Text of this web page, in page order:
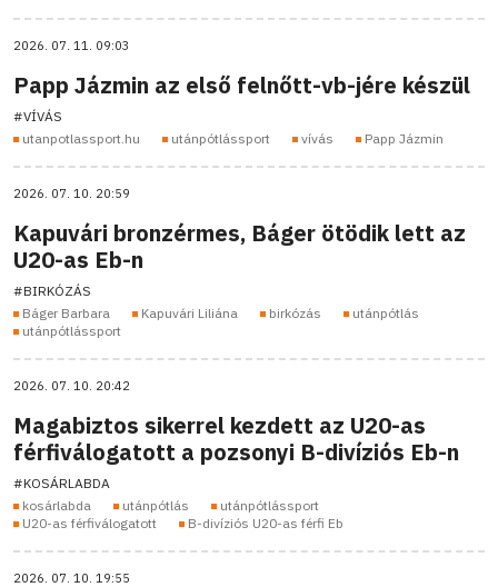
2026. 07. 11. 09:03
Papp Jázmin az első felnőtt-vb-jére készül
#VÍVÁS
utanpotlassport.hu
utánpótlássport vívás Papp Jázmin
2026. 07. 10. 20:59
Kapuvári bronzérmes, Báger ötödik lett az
U20-as Eb-n
#BIRKÓZÁS
Báger Barbara
Kapuvári Liliána birkózás
utánpótlás
utánpótlássport
2026. 07. 10. 20:42
Magabiztos sikerrel kezdett az U20-as
férfiválogatott a pozsonyi B-divíziós Eb-n
#KOSÁRLABDA
kosárlabda
utánpótlás
utánpótlássport
U20-as férfiválogatott
B-divíziós U20-as férfi Eb
2026. 07. 10. 19:55